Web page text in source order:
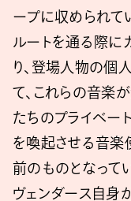
ープに収められて
ルートを通る際に
り、登場人物の個
て、これらの音楽
たちのプライベー
を喚起させる音楽
前のものとなって
ヴェンダース自身